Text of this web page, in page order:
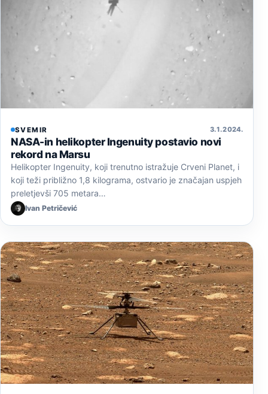
SVEMIR 3. 1. 2024.
NASA-in helikopter Ingenuity postavio novi
rekord na Marsu
Helikopter Ingenuity, koji trenutno istražuje Crveni Planet, i
koji teži približno 1,8 kilograma, ostvario je značajan uspjeh
preletjevši 705 metara…
Ivan Petričević